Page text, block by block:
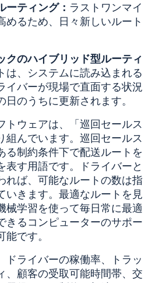
ーティング： ラストワンマイ
めるため、日々新しいルート
クのハイブリッド型ルーティ
は、システムに読み込まれる
イバーが現場で直面する状況
日のうちに更新されます。
トウェアは、「巡回セールス
組んでいます。巡回セールス
る制約条件下で配送ルートを
表す用語です。ドライバーと
れば、可能なルートの数は指
いきます。最適なルートを見
械学習を使って毎日常に最適
きるコンピューターのサポー
能です。
ドライバーの稼働率、トラッ
、顧客の受取可能時間帯、交